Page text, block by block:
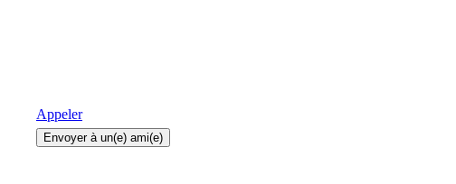
Appeler
Envoyer à un(e) ami(e)